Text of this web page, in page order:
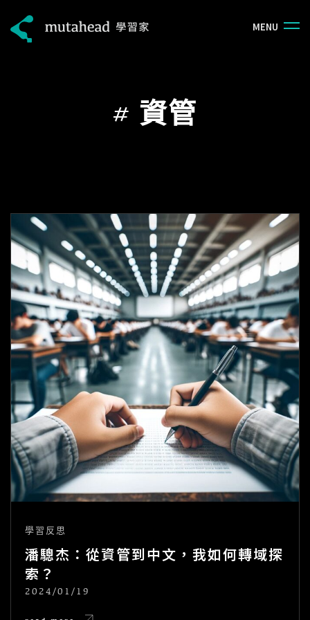
MENU
# 資管
學習反思
潘驄杰：從資管到中文，我如何轉域探
索？
POSTED
2024/01/19